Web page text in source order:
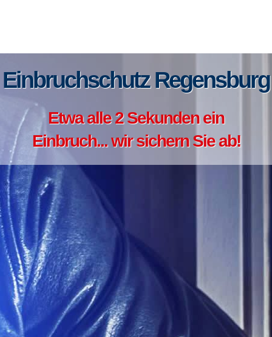
Einbruchschutz Regensburg
Etwa alle 2 Sekunden ein
Einbruch... wir sichern Sie ab!